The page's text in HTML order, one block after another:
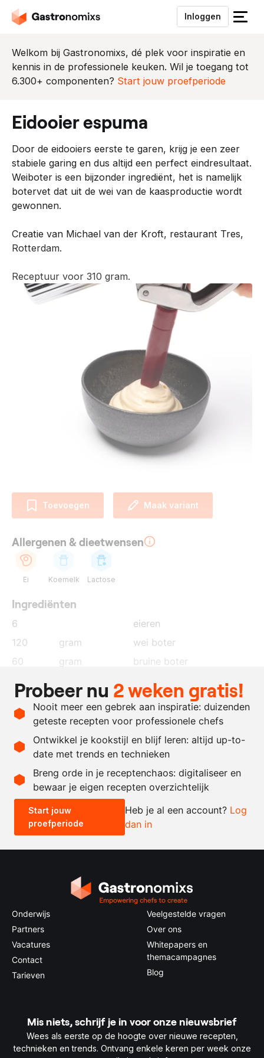
Inloggen
S
u
i
e
n
u
Welkom bij Gastronomixs, dé plek voor inspiratie en
kennis in de professionele keuken. Wil je toegang tot
6.300+ componenten? Start jouw proefperiode
eidooier espuma
Door de eidooiers eerste te garen, krijg je een zeer
stabiele garing en dus altijd een perfect eindresultaat.
Weiboter is een bijzonder ingrediënt, het is namelijk
botervet dat uit de wei van de kaasproductie wordt
gewonnen.
Creatie van Michael van der Kroft, restaurant Tres,
Rotterdam.
Receptuur voor 310 gram.
Toevoegen Maak variant
Allergenen & dieetwensen
Ei Koemelk Lactose
Ingrediënten
6
eieren
120
gram
wei boter
60
gram
bruine boter
10
gram
whiskey
naar
kippenhuid garum
Recept omrekenen
- +
0.5x 1x 2x
Probeer nu 2 weken gratis!
Nooit meer een gebrek aan inspiratie: duizenden
geteste recepten voor professionele chefs
Ontwikkel je kookstijl en blijf leren: altijd up-to-
date met trends en technieken
Breng orde in je receptenchaos: digitaliseer en
bewaar je eigen recepten overzichtelijk
Start jouw
proefperiode
Heb je al een account? Log
dan in
Onderwijs
Partners
Vacatures
Contact
Tarieven
Veelgestelde vragen
Over ons
Whitepapers en
themacampagnes
Blog
Mis niets, schrijf je in voor onze nieuwsbrief
Wees als eerste op de hoogte over nieuwe recepten,
technieken en trends. Ontvang enkele keren per week onze